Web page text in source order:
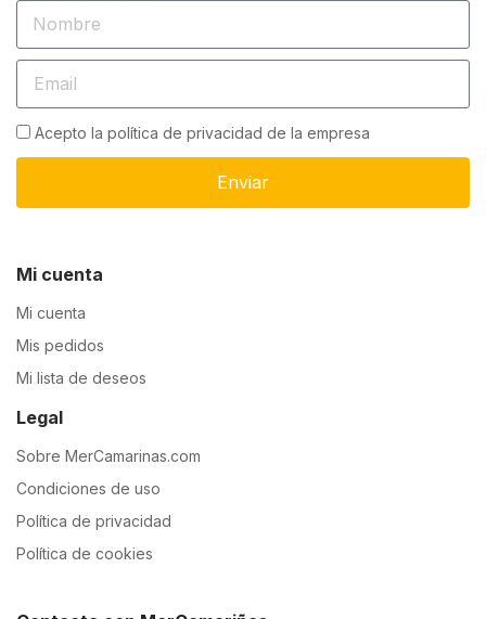
Acepto la política de privacidad de la empresa
Enviar
Mi cuenta
Mi cuenta
Mis pedidos
Mi lista de deseos
Legal
Sobre MerCamarinas.com
Condiciones de uso
Política de privacidad
Política de cookies